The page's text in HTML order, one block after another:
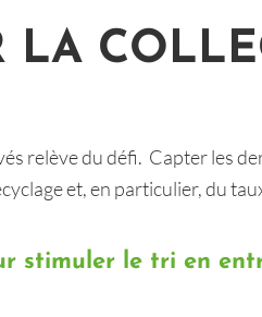
LA
relève du défi. Capter les
et, en particulier, du
stimuler le tri en